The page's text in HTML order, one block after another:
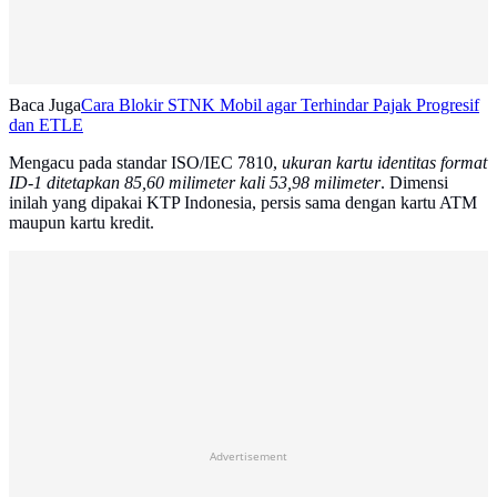
Baca JugaCara Blokir STNK Mobil agar Terhindar Pajak Progresif
dan ETLE
Mengacu pada standar ISO/IEC 7810, ukuran kartu identitas format
ID-1 ditetapkan 85,60 milimeter kali 53,98 milimeter. Dimensi
inilah yang dipakai KTP Indonesia, persis sama dengan kartu ATM
maupun kartu kredit.
Advertisement